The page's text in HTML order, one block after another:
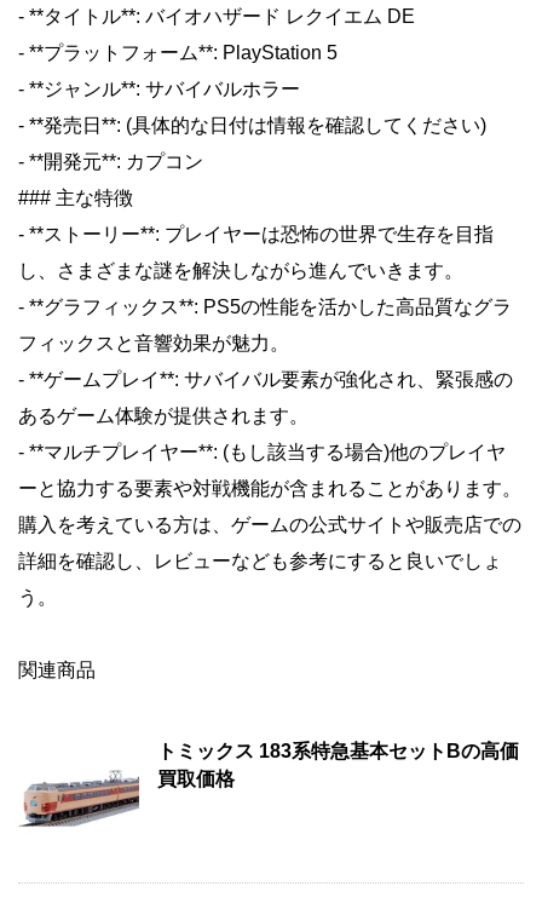
- **タイトル**: バイオハザード レクイエム DE
- **プラットフォーム**: PlayStation 5
- **ジャンル**: サバイバルホラー
- **発売日**: (具体的な日付は情報を確認してください)
- **開発元**: カプコン
### 主な特徴
- **ストーリー**: プレイヤーは恐怖の世界で生存を目指
し、さまざまな謎を解決しながら進んでいきます。
- **グラフィックス**: PS5の性能を活かした高品質なグラ
フィックスと音響効果が魅力。
- **ゲームプレイ**: サバイバル要素が強化され、緊張感の
あるゲーム体験が提供されます。
- **マルチプレイヤー**: (もし該当する場合)他のプレイヤ
ーと協力する要素や対戦機能が含まれることがあります。
購入を考えている方は、ゲームの公式サイトや販売店での
詳細を確認し、レビューなども参考にすると良いでしょ
う。
関連商品
トミックス 183系特急基本セットBの高価
買取価格